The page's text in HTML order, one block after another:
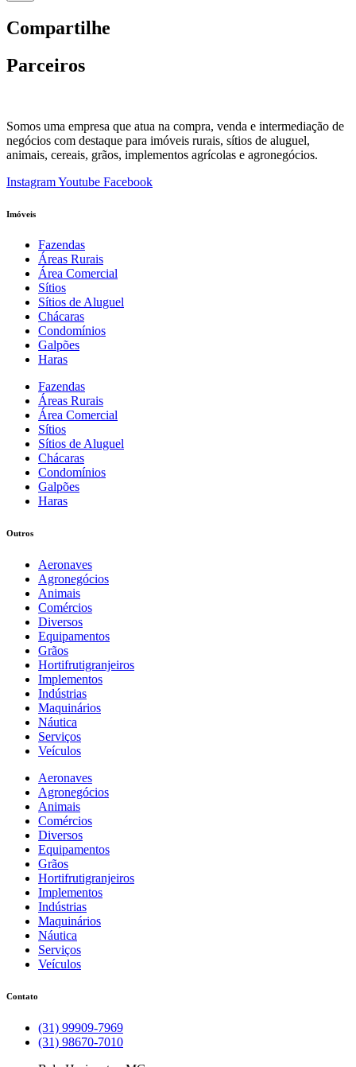
Compartilhe
Parceiros
Somos uma empresa que atua na compra, venda e intermediação de
negócios com destaque para imóveis rurais, sítios de aluguel,
animais, cereais, grãos, implementos agrícolas e agronegócios.
InstagramYoutube Facebook
Imóveis
Fazendas
Áreas Rurais
Área Comercial
Sítios
Sítios de Aluguel
Chácaras
Condomínios
Galpões
Haras
Fazendas
Áreas Rurais
Área Comercial
Sítios
Sítios de Aluguel
Chácaras
Condomínios
Galpões
Haras
Outros
Aeronaves
Agronegócios
Animais
Comércios
Diversos
Equipamentos
Grãos
Hortifrutigranjeiros
Implementos
Indústrias
Maquinários
Náutica
Serviços
Veículos
Aeronaves
Agronegócios
Animais
Comércios
Diversos
Equipamentos
Grãos
Hortifrutigranjeiros
Implementos
Indústrias
Maquinários
Náutica
Serviços
Veículos
Contato
(31) 99909-7969
(31) 98670-7010